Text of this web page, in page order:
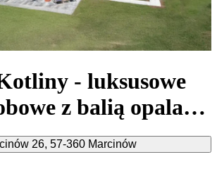
- luksusowe
z balią opalaną
widokiem na góry
26, 57-360 Marcinów